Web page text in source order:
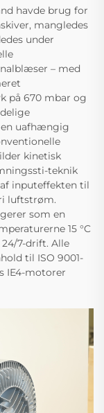
havde brug for
mangledes
under
– med
på 670 mbar og
en uafhængig
kinetisk
teknik
inputeffekten til
luftstrøm.
som en
15 °C
7-drift. Alle
til ISO 9001-
IE4-motorer